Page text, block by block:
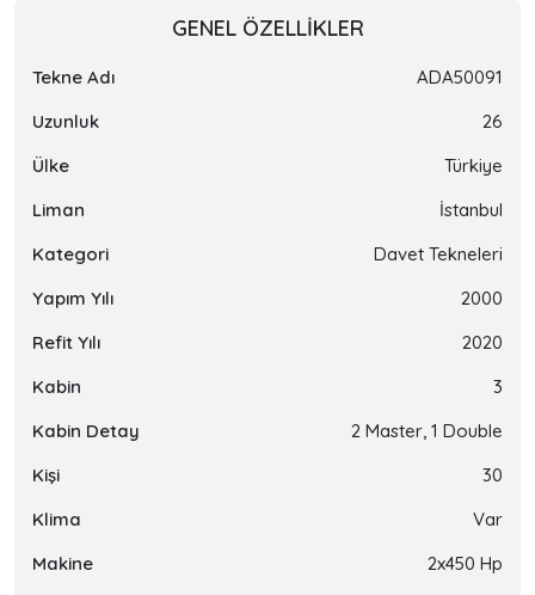
GENEL ÖZELLIKLER
Tekne Adı
ADA50091
Uzunluk
26
Ülke
Türkiye
Liman
İstanbul
Kategori
Davet Tekneleri
Yapım Yılı
2000
Refit Yılı
2020
Kabin
3
Kabin Detay
2 Master, 1 Double
Kişi
30
Klima
Var
Makine
2x450 Hp